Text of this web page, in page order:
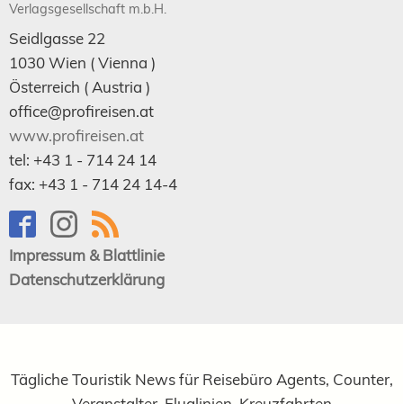
Verlagsgesellschaft m.b.H.
Seidlgasse 22
1030Wien ( Vienna )
Österreich ( Austria )
office@profireisen.at
www.profireisen.at
tel: +43 1 - 714 24 14
fax: +43 1 - 714 24 14-4
Impressum & Blattlinie
Datenschutzerklärung
Tägliche Touristik News für Reisebüro Agents, Counter,